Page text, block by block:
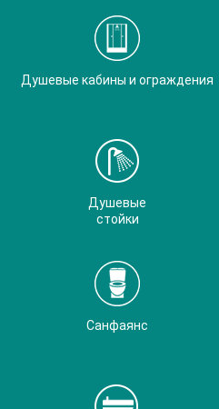
Душевые кабины и ограждения
Душевые
стойки
Санфаянс